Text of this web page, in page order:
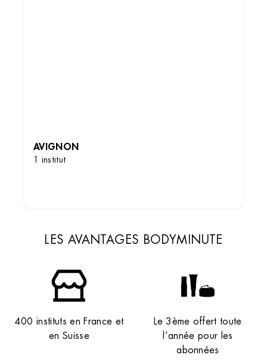
AVIGNON
1 institut
LES AVANTAGES BODYMINUTE
400 instituts en France et
en Suisse
Le 3ème offert toute
l’année pour les
abonnées